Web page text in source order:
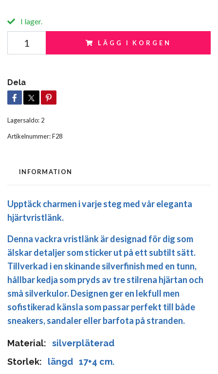
I lager.
LÄGG I KORGEN
Dela
Lagersaldo: 2
Artikelnummer:F28
INFORMATION
Upptäck charmen i varje steg med vår eleganta
hjärtvristlänk.
Denna vackra vristlänk är designad för dig som
älskar detaljer som sticker ut på ett subtilt sätt.
Tillverkad i en skinande silverfinish med en tunn,
hållbar kedja som pryds av tre stilrena hjärtan och
små silverkulor. Designen ger en lekfull men
sofistikerad känsla som passar perfekt till både
sneakers, sandaler eller barfota på stranden.
Material:
silverpläterad
Storlek: längd 17+4 cm.